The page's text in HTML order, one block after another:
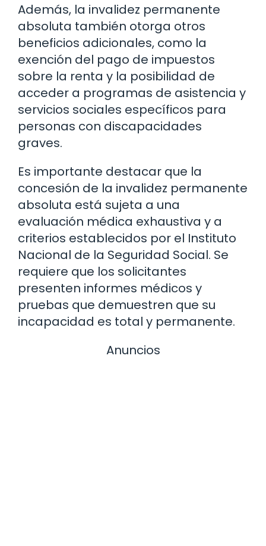
Además, la invalidez permanente
absoluta también otorga otros
beneficios adicionales, como la
exención del pago de impuestos
sobre la renta y la posibilidad de
acceder a programas de asistencia y
servicios sociales específicos para
personas con discapacidades
graves.
Es importante destacar que la
concesión de la invalidez permanente
absoluta está sujeta a una
evaluación médica exhaustiva y a
criterios establecidos por el Instituto
Nacional de la Seguridad Social. Se
requiere que los solicitantes
presenten informes médicos y
pruebas que demuestren que su
incapacidad es total y permanente.
Anuncios